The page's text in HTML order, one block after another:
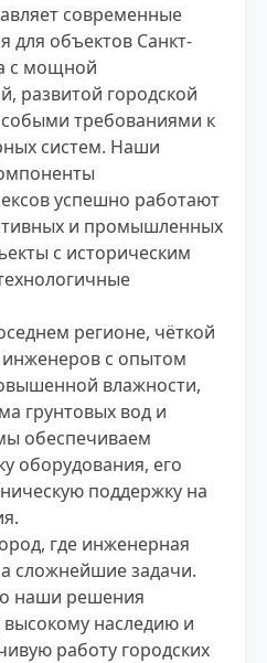
современные
объектов Санкт-
с мощной
развитой городской
требованиями к
систем. Наши
успешно работают
и промышленных
с историческим
регионе, чёткой
инженеров с опытом
влажности,
грунтовых вод и
обеспечиваем
оборудования, его
поддержку на
где инженерная
сложнейшие задачи.
наши решения
высокому наследию и
работу городских